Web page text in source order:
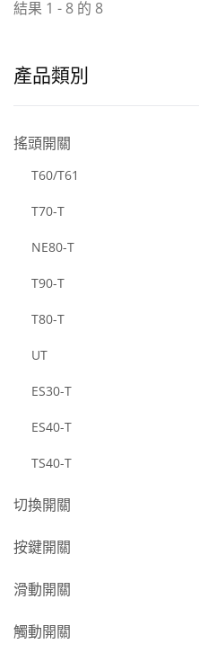
結果 1 - 8 的 8
產品類別
搖頭開關
T60/T61
T70-T
NE80-T
T90-T
T80-T
UT
ES30-T
ES40-T
TS40-T
切換開關
按鍵開關
滑動開關
觸動開關